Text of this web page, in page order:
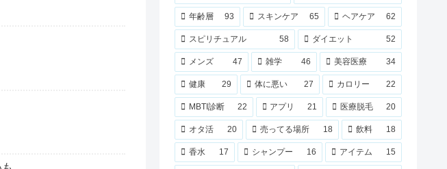
年齢層 93 スキンケア 65 ヘアケア 62
スピリチュアル 58 ダイエット 52
メンズ 47 雑学 46 美容医療 34
健康 29 体に悪い 27 カロリー 22
MBTI診断 22 アプリ 21 医療脱毛 20
オタ活 20 売ってる場所 18 飲料 18
香水 17 シャンプー 16 アイテム 15